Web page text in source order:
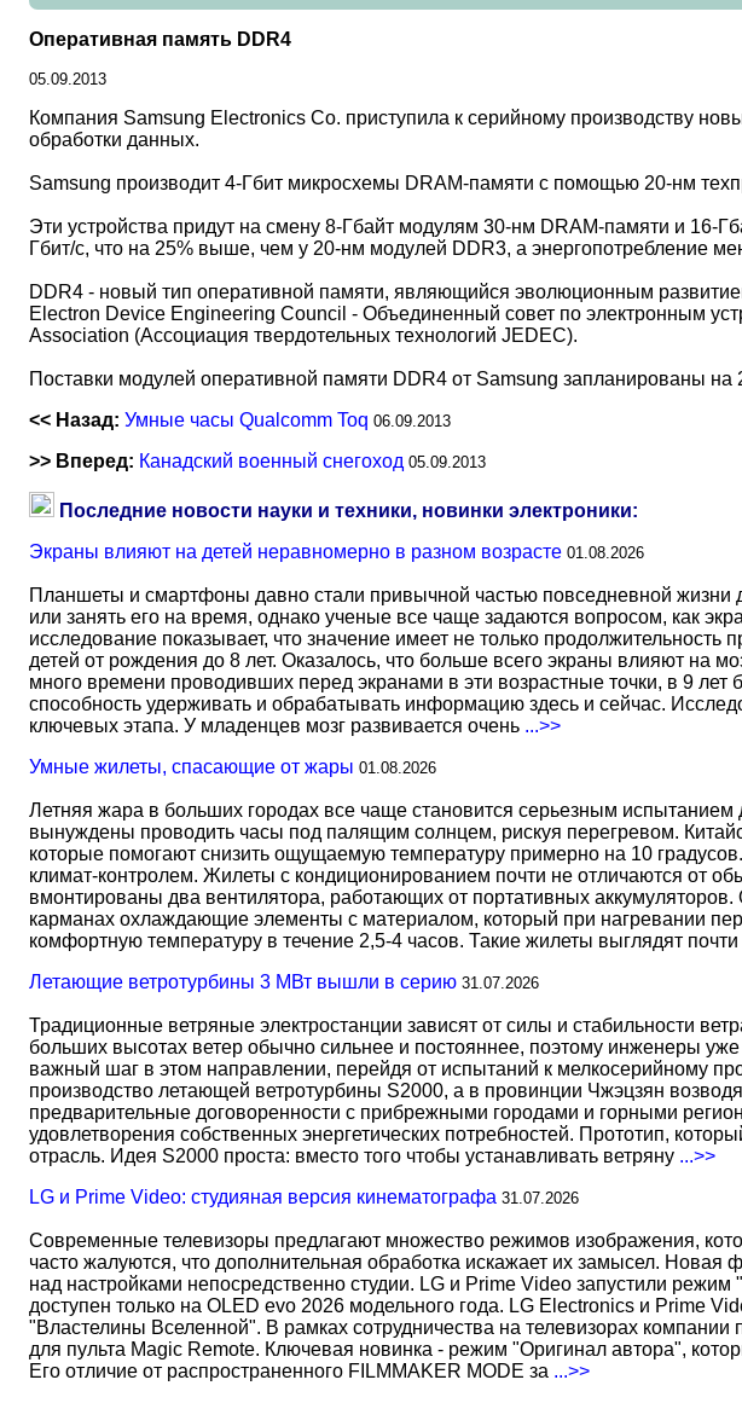
Оперативная память DDR4
05.09.2013
Компания Samsung Electronics Co. приступила к серийному производству
обработки данных.
Samsung производит 4-Гбит микросхемы DRAM-памяти с помощью 20-нм
Эти устройства придут на смену 8-Гбайт модулям 30-нм DRAM-памяти и 16-
Гбит/с, что на 25% выше, чем у 20-нм модулей DDR3, а энергопотребление
DDR4 - новый тип оперативной памяти, являющийся эволюционным
Electron Device Engineering Council - Объединенный совет по электронным
Association (Ассоциация твердотельных технологий JEDEC).
Поставки модулей оперативной памяти DDR4 от Samsung запланированы на
<< Назад: Умные часы Qualcomm Toq 06.09.2013
>> Вперед: Канадский военный снегоход 05.09.2013
Последние новости науки и техники, новинки электроники:
Экраны влияют на детей неравномерно в разном возрасте 01.08.2026
Планшеты и смартфоны давно стали привычной частью повседневной жизни
или занять его на время, однако ученые все чаще задаются вопросом, как
исследование показывает, что значение имеет не только
детей от рождения до 8 лет. Оказалось, что больше всего экраны влияют на
много времени проводивших перед экранами в эти возрастные точки, в 9
способность удерживать и обрабатывать информацию здесь и сейчас.
ключевых этапа. У младенцев мозг развивается очень ...>>
Умные жилеты, спасающие от жары 01.08.2026
Летняя жара в больших городах все чаще становится серьезным
вынуждены проводить часы под палящим солнцем, рискуя перегревом.
которые помогают снизить ощущаемую температуру примерно на 10
климат-контролем. Жилеты с кондиционированием почти не отличаются от
вмонтированы два вентилятора, работающих от портативных
карманах охлаждающие элементы с материалом, который при нагревании
комфортную температуру в течение 2,5-4 часов. Такие жилеты выглядят почти
Летающие ветротурбины 3 МВт вышли в серию 31.07.2026
Традиционные ветряные электростанции зависят от силы и стабильности
больших высотах ветер обычно сильнее и постояннее, поэтому инженеры
важный шаг в этом направлении, перейдя от испытаний к мелкосерийному
производство летающей ветротурбины S2000, а в провинции Чжэцзян
предварительные договоренности с прибрежными городами и горными
удовлетворения собственных энергетических потребностей. Прототип,
отрасль. Идея S2000 проста: вместо того чтобы устанавливать ветряну ...>>
LG и Prime Video: студияная версия кинематографа 31.07.2026
Современные телевизоры предлагают множество режимов изображения,
часто жалуются, что дополнительная обработка искажает их замысел.
над настройками непосредственно студии. LG и Prime Video запустили
доступен только на OLED evo 2026 модельного года. LG Electronics и Prime
"Властелины Вселенной". В рамках сотрудничества на телевизорах
для пульта Magic Remote. Ключевая новинка - режим "Оригинал автора",
Его отличие от распространенного FILMMAKER MODE за ...>>